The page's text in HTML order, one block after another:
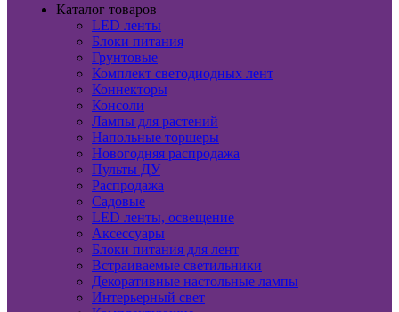
Каталог товаров
LED ленты
Блоки питания
Грунтовые
Комплект светодиодных лент
Коннекторы
Консоли
Лампы для растений
Напольные торшеры
Новогодняя распродажа
Пульты ДУ
Распродажа
Садовые
LED ленты, освещение
Аксессуары
Блоки питания для лент
Встраиваемые светильники
Декоративные настольные лампы
Интерьерный свет